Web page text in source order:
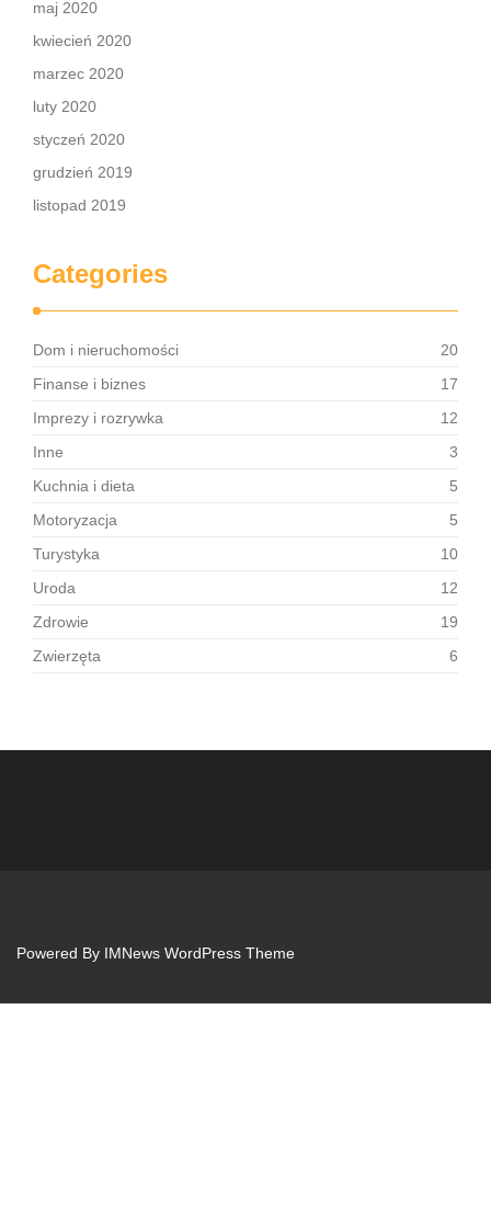
maj 2020
kwiecień 2020
marzec 2020
luty 2020
styczeń 2020
grudzień 2019
listopad 2019
Categories
Dom i nieruchomości
20
Finanse i biznes
17
Imprezy i rozrywka
12
Inne
3
Kuchnia i dieta
5
Motoryzacja
5
Turystyka
10
Uroda
12
Zdrowie
19
Zwierzęta
6
Powered By IMNews WordPress Theme